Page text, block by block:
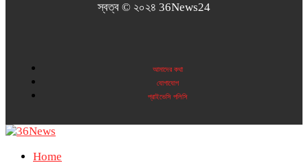
স্বত্ব © ২০২৪ 36News24
আমাদের কথা
যোগাযোগ
প্রাইভেসি পলিসি
Home